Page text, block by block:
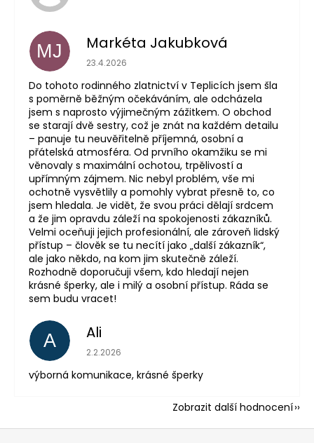
MJ Markéta Jakubková
Hodnocení obchodu je 5 z 5 hvězdiček.
23.4.2026
Do tohoto rodinného zlatnictví v Teplicích jsem šla
s poměrně běžným očekáváním, ale odcházela
jsem s naprosto výjimečným zážitkem. O obchod
se starají dvě sestry, což je znát na každém detailu
– panuje tu neuvěřitelně příjemná, osobní a
přátelská atmosféra. Od prvního okamžiku se mi
věnovaly s maximální ochotou, trpělivostí a
upřímným zájmem. Nic nebyl problém, vše mi
ochotně vysvětlily a pomohly vybrat přesně to, co
jsem hledala. Je vidět, že svou práci dělají srdcem
a že jim opravdu záleží na spokojenosti zákazníků.
Velmi oceňuji jejich profesionální, ale zároveň lidský
přístup – člověk se tu necítí jako „další zákazník“,
ale jako někdo, na kom jim skutečně záleží.
Rozhodně doporučuji všem, kdo hledají nejen
krásné šperky, ale i milý a osobní přístup. Ráda se
sem budu vracet!
A Ali
Hodnocení obchodu je 5 z 5 hvězdiček.
2.2.2026
výborná komunikace, krásné šperky
Zobrazit další hodnocení
Z